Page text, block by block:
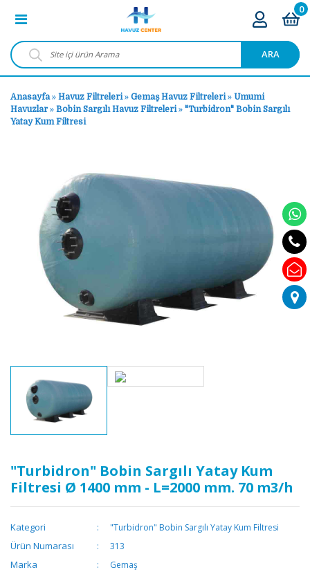
ARA
0
Anasayfa» Havuz Filtreleri» Gemaş Havuz Filtreleri» Umumi
Havuzlar» Bobin Sargılı Havuz Filtreleri» "Turbidron" Bobin Sargılı
Yatay Kum Filtresi
"Turbidron" Bobin Sargılı Yatay Kum
Filtresi Ø 1400 mm - L=2000 mm. 70 m3/h
Kategori "Turbidron" Bobin Sargılı Yatay Kum Filtresi
Ürün Numarası 313
Marka Gemaş